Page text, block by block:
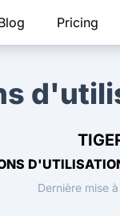
Pricing
Dernière mise